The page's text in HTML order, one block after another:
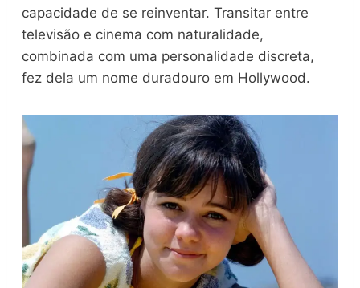
capacidade de se reinventar. Transitar entre
televisão e cinema com naturalidade,
combinada com uma personalidade discreta,
fez dela um nome duradouro em Hollywood.